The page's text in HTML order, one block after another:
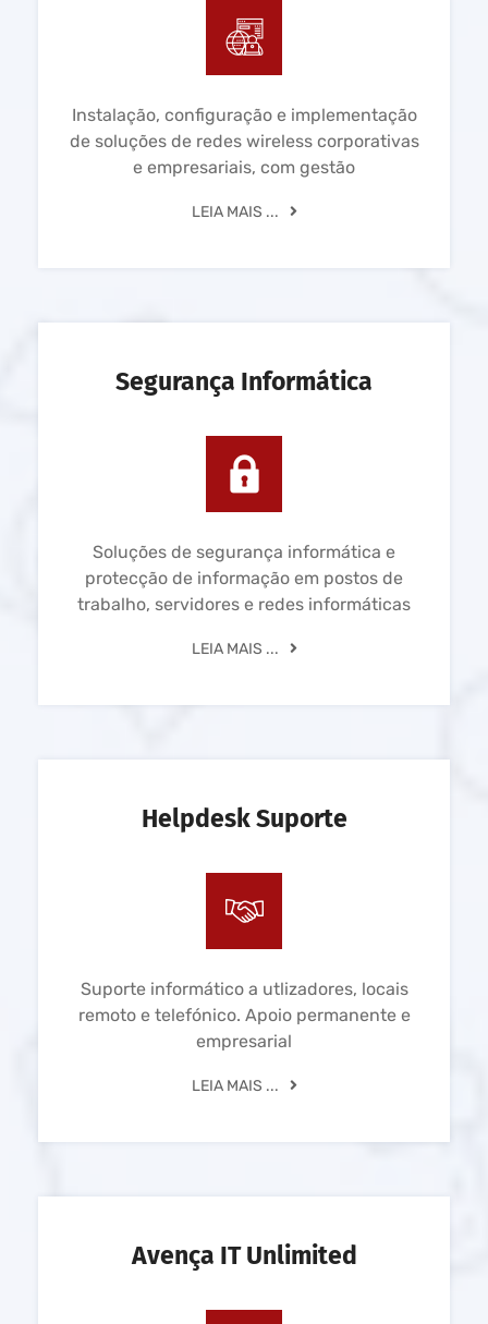
Instalação, configuração e implementação
de soluções de redes wireless corporativas
e empresariais, com gestão
LEIA MAIS ...
Segurança Informática
Soluções de segurança informática e
protecção de informação em postos de
trabalho, servidores e redes informáticas
LEIA MAIS ...
Helpdesk Suporte
Suporte informático a utlizadores, locais
remoto e telefónico. Apoio permanente e
empresarial
LEIA MAIS ...
Avença IT Unlimited